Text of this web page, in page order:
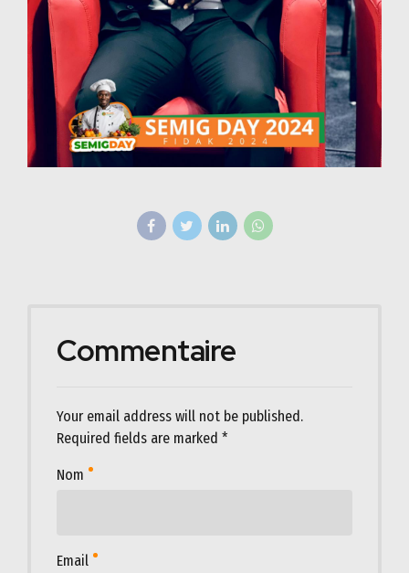
Commentaire
Your email address will not be published.
Required fields are marked *
Nom
Email